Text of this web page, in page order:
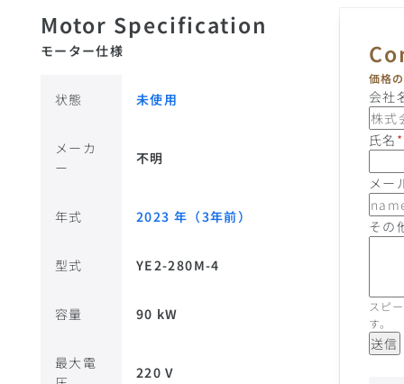
モーター仕様
状態 未使用
メーカ
ー
不明
年式 2023 年（3年前）
型式 YE2-280M-4
容量 90 kW
最大電
220 V
価格
会社
氏名 *
メー
その
スピ
す。
送信